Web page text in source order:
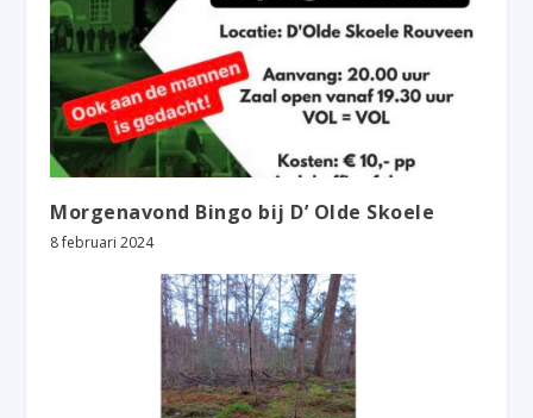
Morgenavond Bingo bij D’ Olde Skoele
8 februari 2024